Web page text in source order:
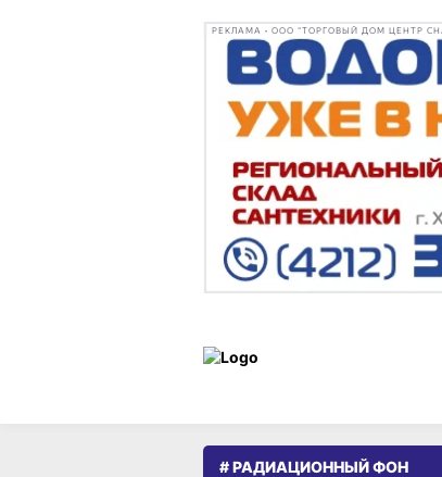
РЕКЛАМА • ООО "ТОРГОВЫЙ ДОМ ЦЕНТР
# РАДИАЦИОННЫЙ ФОН